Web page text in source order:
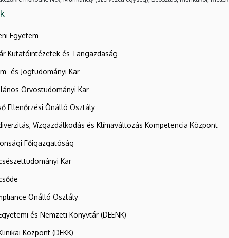
Egyetem
Kutatóintézetek és Tangazdaság
és Jogtudományi Kar
Orvostudományi Kar
Ellenőrzési Önálló Osztály
Vízgazdálkodás és Klímaváltozás Kompetencia Központ
Főigazgatóság
Kar
Önálló Osztály
és Nemzeti Könyvtár (DEENK)
Központ (DEKK)